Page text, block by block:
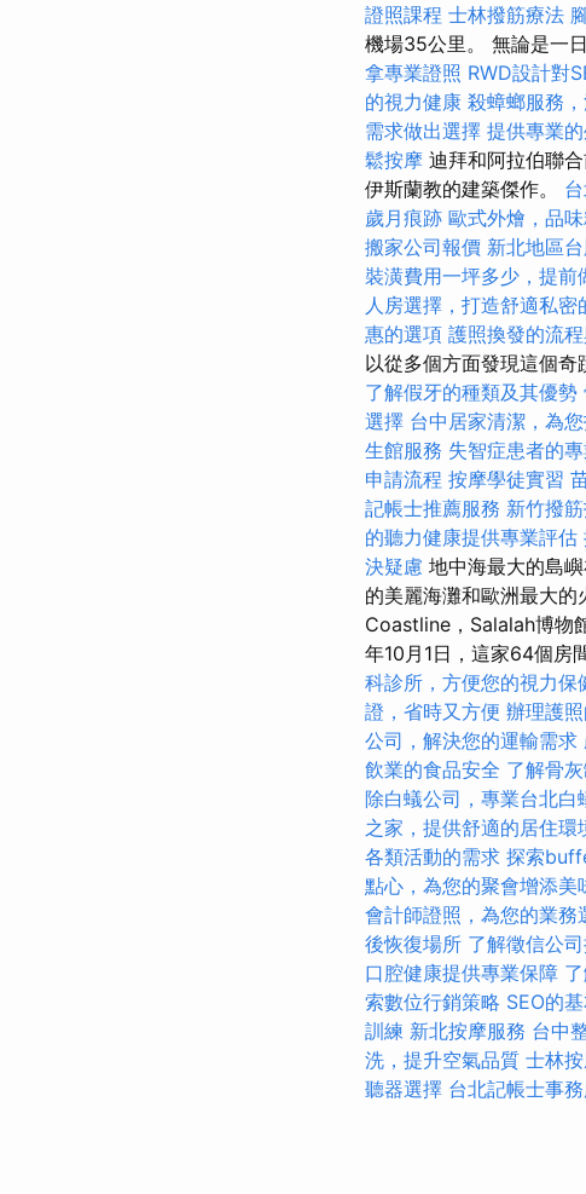
證照課程 士林撥筋療法
機場35公里。 無論是一
拿專業證照 RWD設計對
的視力健康 殺蟑螂服務
需求做出選擇 提供專業
鬆按摩 迪拜和阿拉伯聯
伊斯蘭教的建築傑作。
歲月痕跡 歐式外燴，品
搬家公司報價 新北地區
裝潢費用一坪多少，提前
人房選擇，打造舒適私密
惠的選項 護照換發的流
以從多個方面發現這個奇
了解假牙的種類及其優勢
選擇 台中居家清潔，為
生館服務 失智症患者的
申請流程 按摩學徒實習
記帳士推薦服務 新竹撥
的聽力健康提供專業評估
決疑慮 地中海最大的島
的美麗海灘和歐洲最大
Coastline，Salalah博物
年10月1日，這家64個房
科診所，方便您的視力保
證，省時又方便 辦理護
公司，解決您的運輸需求
飲業的食品安全 了解骨
除白蟻公司，專業台北白
之家，提供舒適的居住環
各類活動的需求 探索
點心，為您的聚會增添美
會計師證照，為您的業務
後恢復場所 了解徵信公
口腔健康提供專業保障
索數位行銷策略 SEO的
訓練 新北按摩服務 台中
洗，提升空氣品質 士林
聽器選擇 台北記帳士事